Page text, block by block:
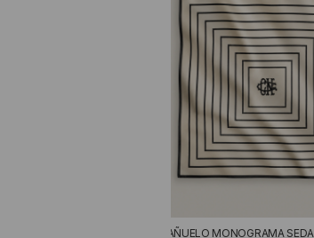
PAÑUELO MONOGRAMA SEDA